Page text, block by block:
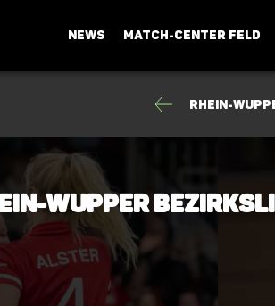
NEWS MATCH-CENTER FELD
Rhein-
Wupper